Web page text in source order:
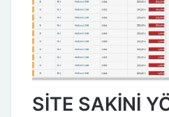
SİTE SAKİNİ